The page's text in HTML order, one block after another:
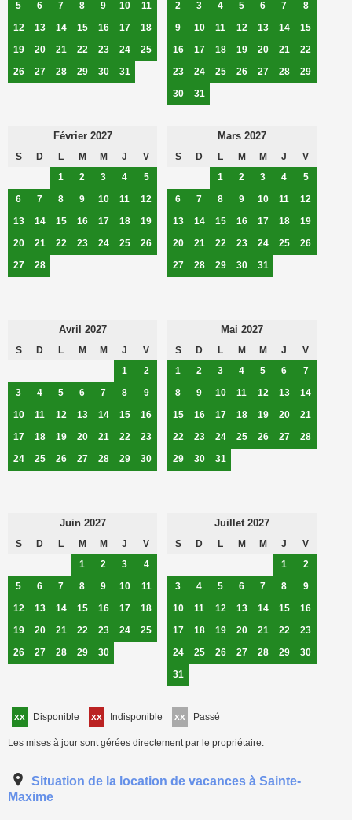
5 6 7 8 9 10
11
12
13 14 15 16 17
18
19
20 21 22 23 24
25
26
27 28 29 30 31
2 3 4 5 6 7
8
9
10 11 12 13 14
15
16
17 18 19 20 21
22
23
24 25 26 27 28
29
30
31
Février 2027
S D L M M J
V
1
2 3 4
5
6
7 8 9 10 11
12
13
14 15 16 17 18
19
20
21 22 23 24 25
26
27
28
Mars 2027
S D L M M J
V
1
2 3 4
5
6
7 8 9 10 11
12
13
14 15 16 17 18
19
20
21 22 23 24 25
26
27
28 29 30 31
Avril 2027
S D L M M J
V
1
2
3
4 5 6 7 8
9
10
11 12 13 14 15
16
17
18 19 20 21 22
23
24
25 26 27 28 29 30
Mai 2027
S D L M M J
V
1
2 3 4 5 6
7
8
9 10 11 12 13
14
15
16 17 18 19 20
21
22
23 24 25 26 27
28
29
30 31
Juin 2027
S D L M M J
V
1
2 3
4
5
6 7 8 9 10
11
12
13 14 15 16 17
18
19
20 21 22 23 24
25
26
27 28 29 30
Juillet 2027
S D L M M J
V
1
2
3
4 5 6 7 8
9
10
11 12 13 14 15
16
17
18 19 20 21 22
23
24
25 26 27 28 29
30
31
xx Disponible xx Indisponible xx Passé
Les mises à jour sont gérées directement par le propriétaire.
Situation de la location de vacances à Sainte-
Maxime